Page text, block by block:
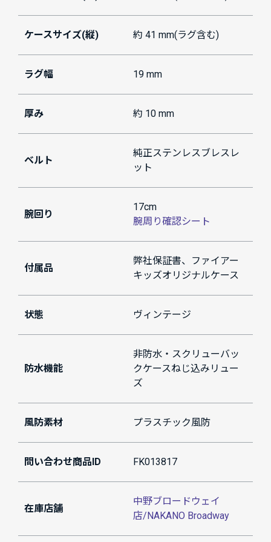
ケースサイズ(縦) 約 41 mm(ラグ含む)
ラグ幅 19 mm
厚み 約 10 mm
ベルト
純正ステンレスブレスレ
ット
腕回り
17cm
腕周り確認シート
付属品
弊社保証書、ファイアー
キッズオリジナルケース
状態 ヴィンテージ
防水機能
非防水・スクリューバッ
クケースねじ込みリュー
ズ
風防素材 プラスチック風防
問い合わせ商品ID FK013817
在庫店舗
中野ブロードウェイ
店/NAKANO Broadway